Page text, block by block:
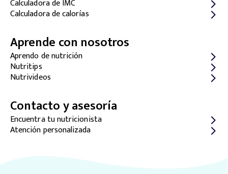
Calculadora de IMC
Calculadora de calorías
Aprende con nosotros
Aprendo de nutrición
Nutritips
Nutrivideos
Contacto y asesoría
Encuentra tu nutricionista
Atención personalizada